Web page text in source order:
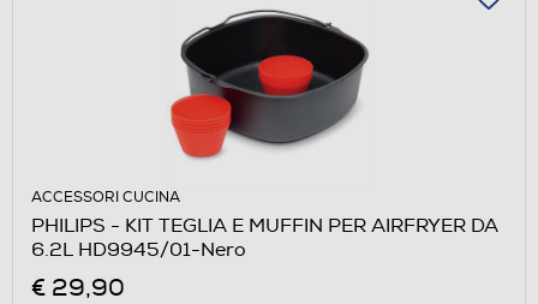
ACCESSORI CUCINA
PHILIPS - KIT TEGLIA E MUFFIN PER AIRFRYER DA
6.2L HD9945/01-Nero
€ 29,90